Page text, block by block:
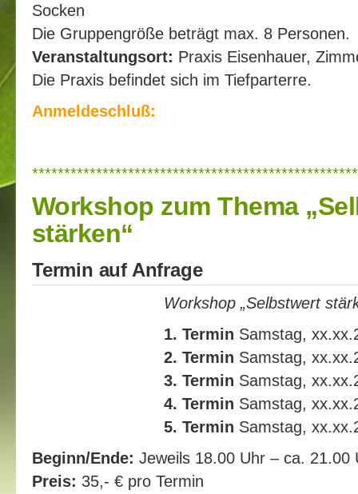
Socken
Die Gruppengröße beträgt max. 8 Personen.
Veranstaltungsort: Praxis Eisenhauer,
Die Praxis befindet sich im Tiefparterre.
Anmeldeschluß:
Workshop zum Thema
stärken“
Termin auf Anfrage
Workshop „Selbstwert
1. Termin Samstag,
2. Termin Samstag,
3. Termin Samstag,
4. Termin Samstag,
5. Termin Samstag,
Beginn/Ende: Jeweils 18.00 Uhr – ca. 21.00
Preis: 35,- € pro Termin